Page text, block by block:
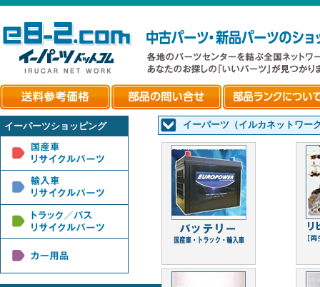
イーパーツショッピング イーパーツ（イルカネットワー